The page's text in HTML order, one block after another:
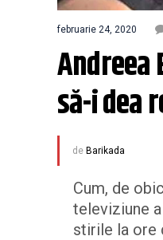
februarie 24, 2020
Andreea
să-i dea
de Barikada
Cum, de
televiziune
stirile la ore